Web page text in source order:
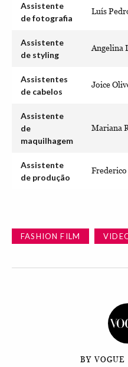
Assistente
de fotografia
Luís
Assistente
de styling
Angelina
Assistentes
de cabelos
Joice
Assistente
de
maquilhagem
Mariana
Assistente
de produção
Frederico
FASHION FILM
BY VOGUE